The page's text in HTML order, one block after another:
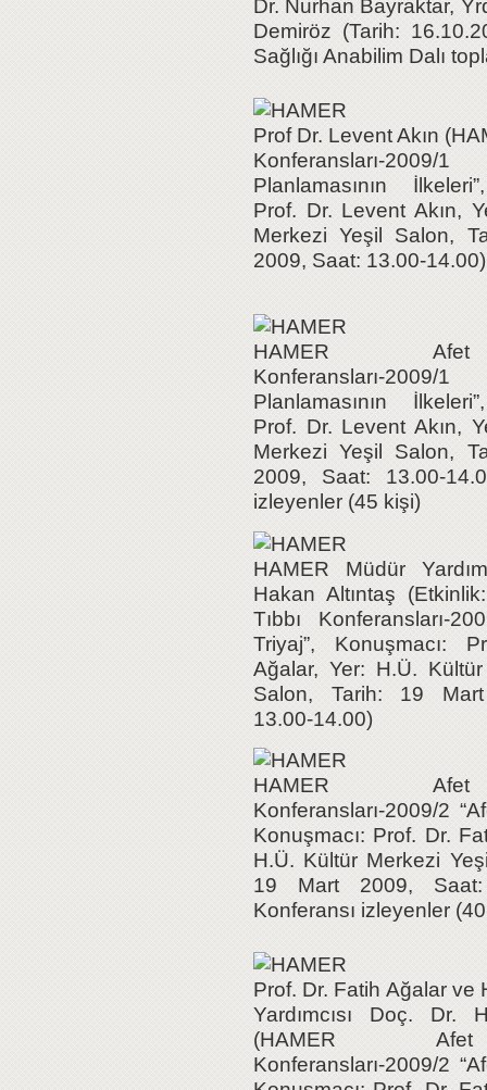
Dr. Nurhan Bayraktar,
Demiröz (Tarih:
Sağlığı Anabilim Dalı
Prof Dr. Levent Akın
Konferansları-
Planlamasının
Prof. Dr. Levent Akın,
Merkezi Yeşil Salon,
2009, Saat: 13.00-14.00)
HAMER
Konferansları-
Planlamasının
Prof. Dr. Levent Akın,
Merkezi Yeşil Salon,
2009, Saat: 13.00-
izleyenler (45 kişi)
HAMER Müdür
Hakan Altıntaş
Tıbbı Konferansları-
Triyaj”, Konuşmacı:
Ağalar, Yer: H.Ü.
Salon, Tarih: 19
13.00-14.00)
HAMER
Konferansları-2009/2
Konuşmacı: Prof. Dr.
H.Ü. Kültür Merkezi
19 Mart 2009, Saat:
Konferansı izleyenler
Prof. Dr. Fatih Ağalar ve
Yardımcısı Doç. Dr.
(HAMER
Konferansları-2009/2